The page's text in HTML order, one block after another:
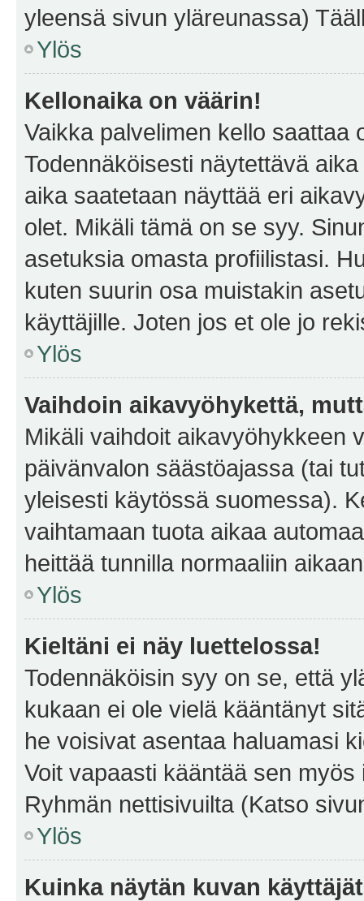
yleensä sivun yläreunassa)
Ylös
Kellonaika on väärin!
Vaikka palvelimen kello saattaa
Todennäköisesti näytettävä
aika saatetaan näyttää eri
olet. Mikäli tämä on se syy.
asetuksia omasta profiilistasi.
kuten suurin osa muistakin
käyttäjille. Joten jos et ole jo
Ylös
Vaihdoin aikavyöhykettä,
Mikäli vaihdoit aikavyöhykkeen
päivänvalon säästöajassa (tai
yleisesti käytössä suomessa).
vaihtamaan tuota aikaa
heittää tunnilla normaaliin
Ylös
Kieltäni ei näy luettelossa!
Todennäköisin syy on se, että
kukaan ei ole vielä kääntänyt
he voisivat asentaa haluamasi
Voit vapaasti kääntää sen
Ryhmän nettisivuilta (Katso
Ylös
Kuinka näytän kuvan